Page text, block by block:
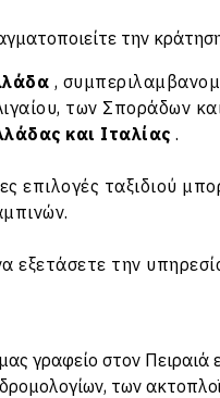
την
,
των Σποράδων
και Ιταλίας .
επιλογές ταξιδιού
εξετάσετε την
γραφείο στον Πειραιά
των